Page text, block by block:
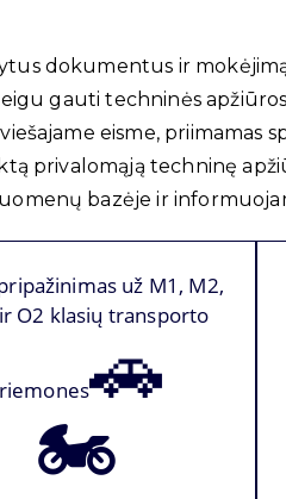
dokumentus ir
gauti techninės
eisme, priimamas
privalomąją techninę
bazėje ir
pripažinimas už M1, M2,
O2 klasių transporto
🚗
🏍️